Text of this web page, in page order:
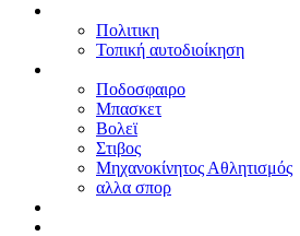
Πολιτικη
Τοπική αυτοδιοίκηση
Ποδοσφαιρο
Μπασκετ
Βολεϊ
Στιβος
Μηχανοκίνητος Αθλητισμός
αλλα σπορ